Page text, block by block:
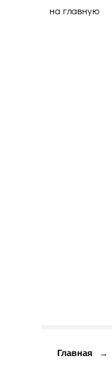
на главную
Главная →